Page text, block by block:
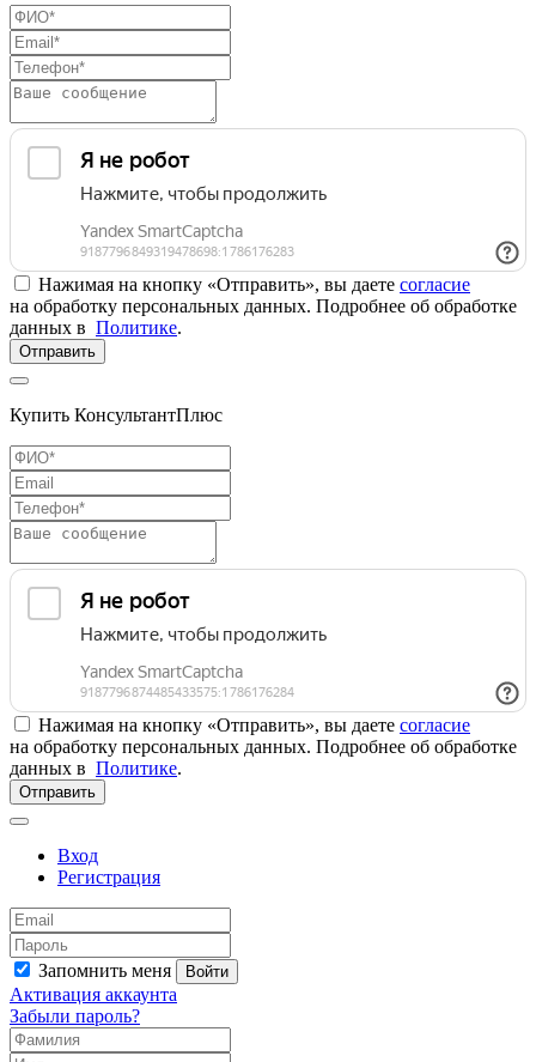
Нажимая на кнопку «Отправить», вы даете согласие
на обработку персональных данных. Подробнее об обработке
данных в Политике.
Отправить
Купить КонсультантПлюс
Нажимая на кнопку «Отправить», вы даете согласие
на обработку персональных данных. Подробнее об обработке
данных в Политике.
Отправить
Вход
Регистрация
Запомнить меня Войти
Активация аккаунта
Забыли пароль?